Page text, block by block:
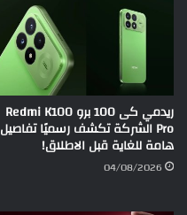
ريدمي كى 100 برو Redmi K100
Pro الشركة تكشف رسميًا تفاصيل
هامة للغاية قبل الاطلاق!
04/08/2026